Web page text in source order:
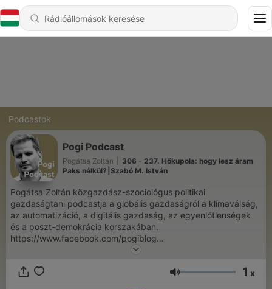
Podcastok
Pogi Podcast
Pogátsa Zoltán
306 - 237. Hőkupola: hogy lesz áram
Paks nélkül?⎮Szabó M. István
Pogátsa Zoltán közgazdász-szociológus politikai
gazdaságtani podcastja a globális gazdaságról a klímaválság,
az automatizáció, a digitális gazdaság, az egyenlőtlenségek
és a poszt-demokrácia korszakában.
https://www.facebook.com/pogiblog
https://www.patreon.com/pogipodcast
Hangerő 1 x